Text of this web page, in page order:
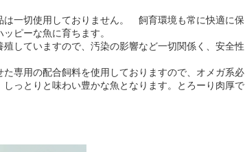
は一切使用しておりません。 飼育環境も常に快適に保
ハッピーな魚に育ちます。
していますので、汚染の影響など一切関係く、安全性
専用の配合飼料を使用しておりますので、オメガ系必
っとりと味わい豊かな魚となります。とろーり肉厚で